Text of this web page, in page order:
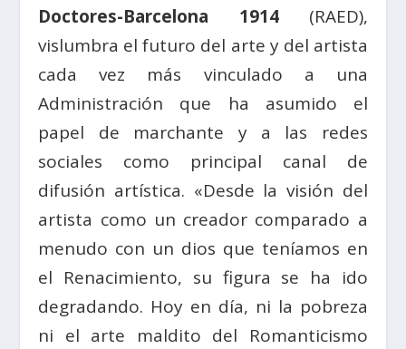
Doctores-Barcelona 1914(RAED),
vislumbra el futuro del arte y del artista
cada vez más vinculado a una
Administración que ha asumido el
papel de marchante y a las redes
sociales como principal canal de
difusión artística. «Desde la visión del
artista como un creador comparado a
menudo con un dios que teníamos en
el Renacimiento, su figura se ha ido
degradando. Hoy en día, ni la pobreza
ni el arte maldito del Romanticismo